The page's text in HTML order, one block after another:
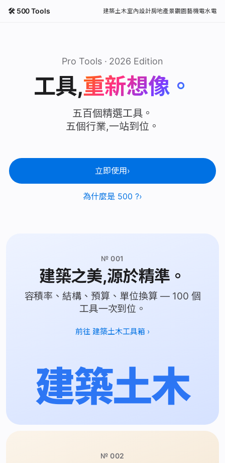
🛠 500 Tools 建築土木室內設計房地產景觀園藝機電水電
Pro Tools · 2026 Edition
工具,重新想像。
五百個精選工具。
五個行業,一站到位。
立即使用
為什麼是 500 ?
№ 001
建築之美,源於精準。
容積率、結構、預算、單位換算 — 100 個
工具一次到位。
前往 建築土木工具箱 ›
建築土木
№ 002